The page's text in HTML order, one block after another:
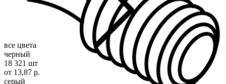
все цвета
черный
18 321 шт
от 13,87 р.
серый